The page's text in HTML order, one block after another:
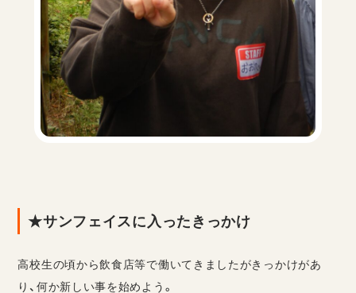
★サンフェイスに入ったきっかけ
高校生の頃から飲食店等で働いてきましたがきっかけがあ
り、何か新しい事を始めよう。